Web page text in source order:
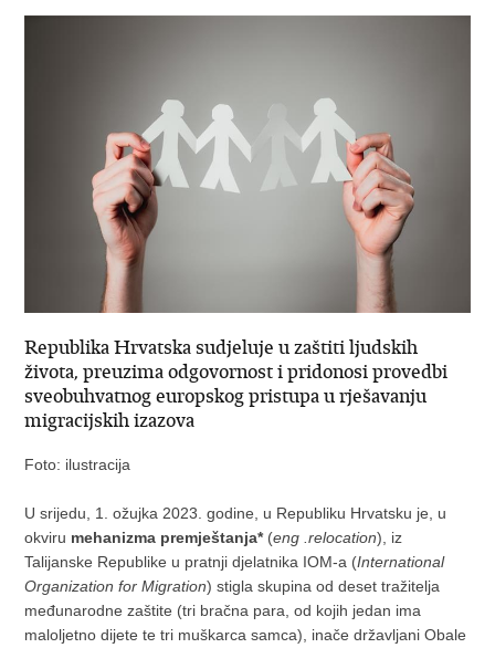
Republika Hrvatska sudjeluje u zaštiti ljudskih
života, preuzima odgovornost i pridonosi provedbi
sveobuhvatnog europskog pristupa u rješavanju
migracijskih izazova
Foto: ilustracija
U srijedu, 1. ožujka 2023. godine, u Republiku Hrvatsku je, u
okviru mehanizma premještanja*(eng .relocation), iz
Talijanske Republike u pratnji djelatnika IOM-a (International
Organization for Migration) stigla skupina od deset tražitelja
međunarodne zaštite (tri bračna para, od kojih jedan ima
maloljetno dijete te tri muškarca samca), inače državljani Obale